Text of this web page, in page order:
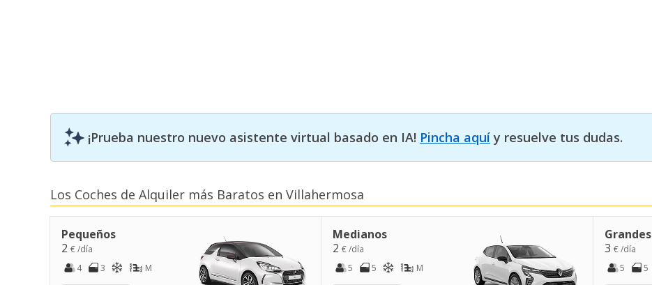
¡Prueba nuestro nuevo asistente virtual basado en IA! Pincha aquíy resuelve tus dudas.
Los Coches de Alquiler más Baratos en Villahermosa
Pequeños
2 € /día
4
3 M
Medianos
2€ /día
5
5 M
Grandes
3 € /día
5
5